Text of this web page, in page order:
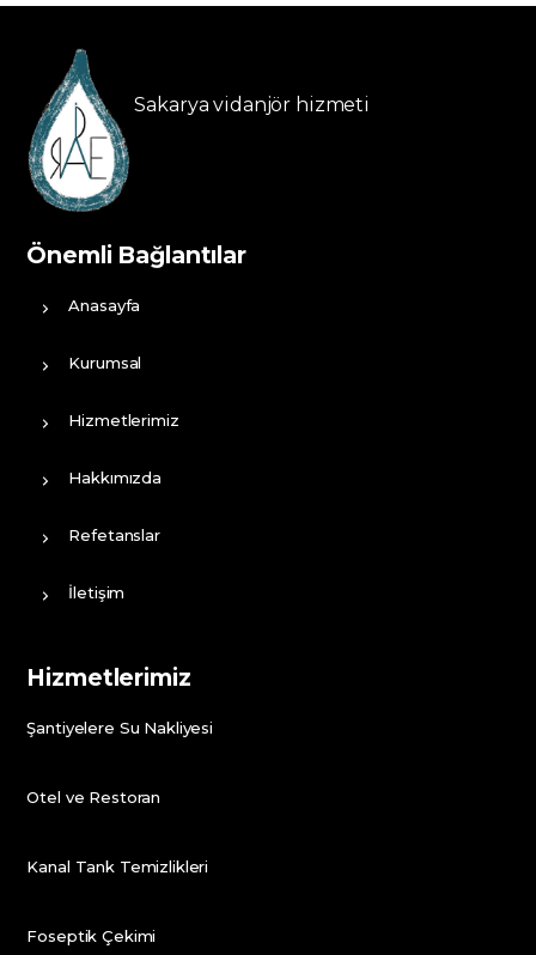
Sakarya vidanjör hizmeti
Önemli Bağlantılar
Anasayfa
Kurumsal
Hizmetlerimiz
Hakkımızda
Refetanslar
İletişim
Hizmetlerimiz
Şantiyelere Su Nakliyesi
Otel ve Restoran
Kanal Tank Temizlikleri
Foseptik Çekimi